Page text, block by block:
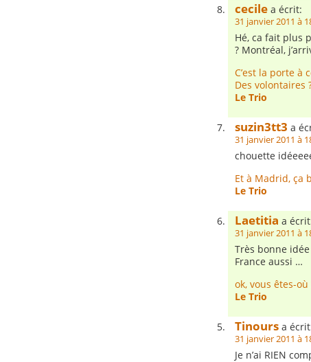
cecile a écrit:
31 janvier 2011 à
Hé, ca fait plus
? Montréal,
C’est la porte à
Des volontaires
Le Trio
suzin3tt3 a
31 janvier 2011 à
chouette
Et à Madrid, ça
Le Trio
Laetitia a
31 janvier 2011 à
Très bonne
France aussi …
ok, vous êtes-où
Le Trio
Tinours a
31 janvier 2011 à
Je n’ai RIEN